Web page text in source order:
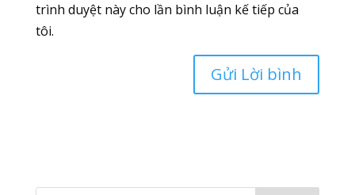
trình duyệt này cho lần bình luận kế tiếp của
tôi.